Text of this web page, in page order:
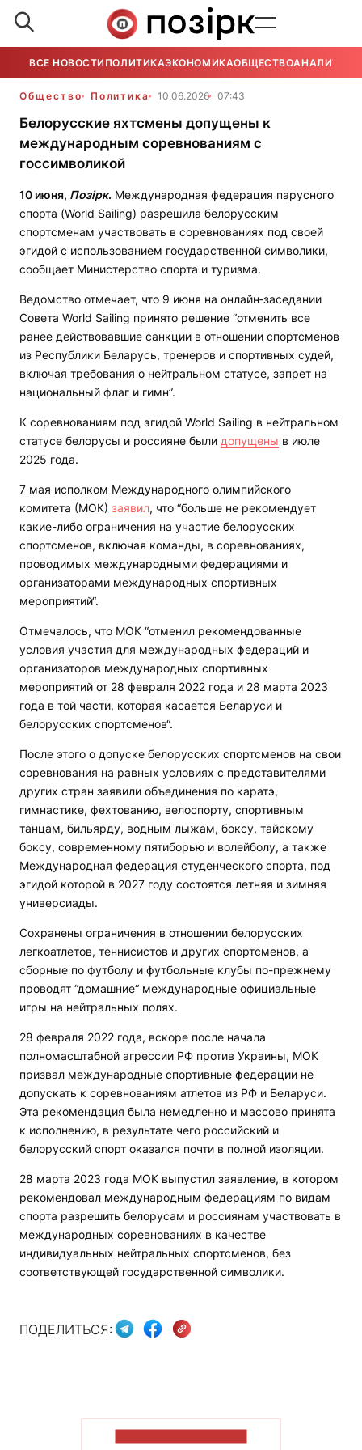
ВСЕ НОВОСТИ ПОЛИТИКАЭКОНОМИКАОБЩЕСТВОАНАЛИТИКА
Общество Политика 10.06.2026 07:43
Белорусские яхтсмены допущены к
международным соревнованиям с
госсимволикой
10 июня, Позірк. Международная федерация парусного
спорта (World Sailing) разрешила белорусским
спортсменам участвовать в соревнованиях под своей
эгидой с использованием государственной символики,
сообщает Министерство спорта и туризма.
Ведомство отмечает, что 9 июня на онлайн‑заседании
Совета World Sailing принято решение “отменить все
ранее действовавшие санкции в отношении спортсменов
из Республики Беларусь, тренеров и спортивных судей,
включая требования о нейтральном статусе, запрет на
национальный флаг и гимн”.
К соревнованиям под эгидой World Sailing в нейтральном
статусе белорусы и россияне были допущены в июле
2025 года.
7 мая исполком Международного олимпийского
комитета (МОК) заявил, что “больше не рекомендует
какие-либо ограничения на участие белорусских
спортсменов, включая команды, в соревнованиях,
проводимых международными федерациями и
организаторами международных спортивных
мероприятий“.
Отмечалось, что МОК “отменил рекомендованные
условия участия для международных федераций и
организаторов международных спортивных
мероприятий от 28 февраля 2022 года и 28 марта 2023
года в той части, которая касается Беларуси и
белорусских спортсменов“.
После этого о допуске белорусских спортсменов на свои
соревнования на равных условиях с представителями
других стран заявили объединения по каратэ,
гимнастике, фехтованию, велоспорту, спортивным
танцам, бильярду, водным лыжам, боксу, тайскому
боксу, современному пятиборью и волейболу, а также
Международная федерация студенческого спорта, под
эгидой которой в 2027 году состоятся летняя и зимняя
универсиады.
Сохранены ограничения в отношении белорусских
легкоатлетов, теннисистов и других спортсменов, а
сборные по футболу и футбольные клубы по-прежнему
проводят “домашние“ международные официальные
игры на нейтральных полях.
28 февраля 2022 года, вскоре после начала
полномасштабной агрессии РФ против Украины, МОК
призвал международные спортивные федерации не
допускать к соревнованиям атлетов из РФ и Беларуси.
Эта рекомендация была немедленно и массово принята
к исполнению, в результате чего российский и
белорусский спорт оказался почти в полной изоляции.
28 марта 2023 года МОК выпустил заявление, в котором
рекомендовал международным федерациям по видам
спорта разрешить белорусам и россиянам участвовать в
международных соревнованиях в качестве
индивидуальных нейтральных спортсменов, без
соответствующей государственной символики.
ПОДЕЛИТЬСЯ: